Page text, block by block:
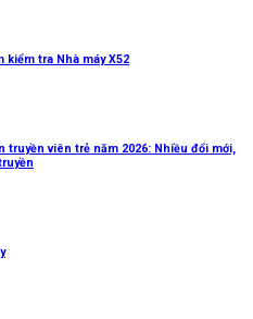
tra Nhà máy X52
truyền viên trẻ năm 2026: Nhiều đổi mới,